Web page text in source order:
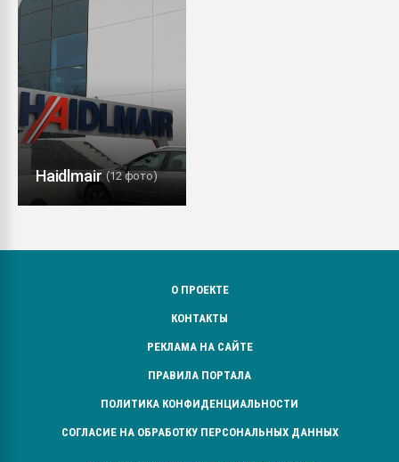
Haidlmair (12 фото)
О ПРОЕКТЕ
КОНТАКТЫ
РЕКЛАМА НА САЙТЕ
ПРАВИЛА ПОРТАЛА
ПОЛИТИКА КОНФИДЕНЦИАЛЬНОСТИ
СОГЛАСИЕ НА ОБРАБОТКУ ПЕРСОНАЛЬНЫХ ДАННЫХ